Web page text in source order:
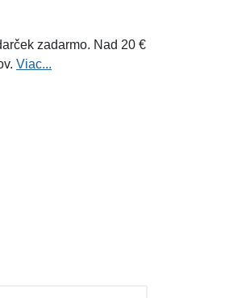
zadarmo. Nad 20 €
Viac...